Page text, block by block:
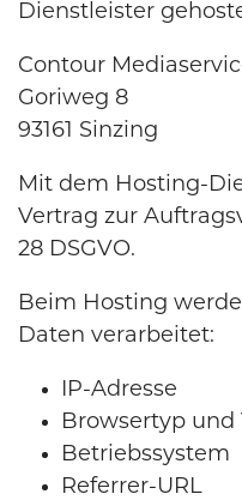
Dienstleister
Contour
Goriweg 8
93161 Sinzing
Mit dem Hosting-
Vertrag zur
28 DSGVO.
Beim Hosting
Daten verarbeitet:
IP-Adresse
Browsertyp und
Betriebssystem
Referrer-URL